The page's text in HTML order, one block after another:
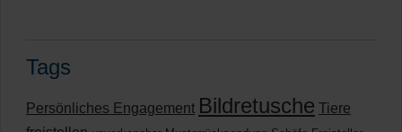
Tags
Persönliches Engagement Bildretusche Tiere